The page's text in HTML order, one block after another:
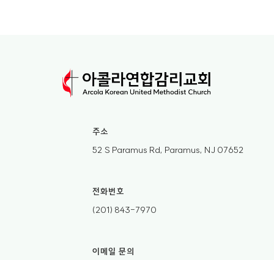
주소
52 S Paramus Rd, Paramus, NJ 07652
전화번호
(201) 843-7970
이메일 문의